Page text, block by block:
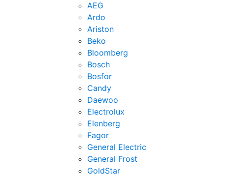
AEG
Ardo
Ariston
Beko
Bloomberg
Bosch
Bosfor
Candy
Daewoo
Electrolux
Elenberg
Fagor
General Electric
General Frost
GoldStar